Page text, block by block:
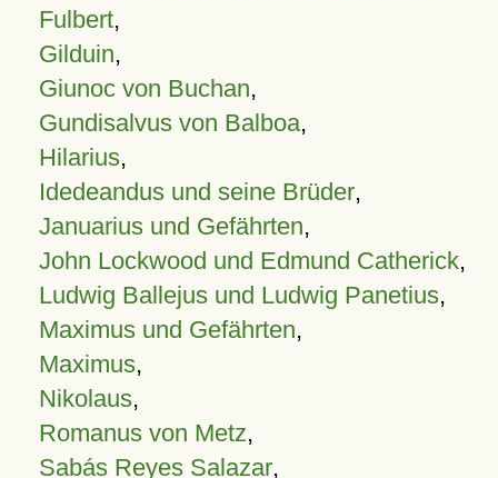
Fulbert,
Gilduin,
Giunoc von Buchan,
Gundisalvus von Balboa,
Hilarius,
Idedeandus und seine Brüder,
Januarius und Gefährten,
John Lockwood und Edmund Catherick,
Ludwig Ballejus und Ludwig Panetius,
Maximus und Gefährten,
Maximus,
Nikolaus,
Romanus von Metz,
Sabás Reyes Salazar,